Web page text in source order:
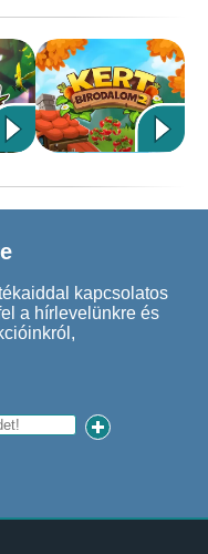
kapcsolatos
a hírlevelünkre és